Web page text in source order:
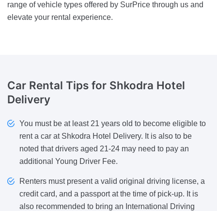
range of vehicle types offered by SurPrice through us and
elevate your rental experience.
Car Rental Tips for Shkodra Hotel
Delivery
You must be at least 21 years old to become eligible to
rent a car at Shkodra Hotel Delivery. It is also to be
noted that drivers aged 21-24 may need to pay an
additional Young Driver Fee.
Renters must present a valid original driving license, a
credit card, and a passport at the time of pick-up. It is
also recommended to bring an International Driving